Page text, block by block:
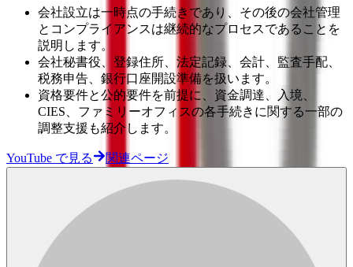
会社設立は一時点の手続きであり、その後の会社管理
とコンプライアンスは継続的なプロセスであることを
説明します。
会社秘書役、登録住所、法定記録、会計、監査手配、
税務申告、銀行口座開設準備を扱います。
資格要件と公的要件を前提に、資金調達、入境、
CIES、ファミリーオフィスの各手続きに関する一部の
調整支援も紹介します。
YouTube で見る 関連ページ